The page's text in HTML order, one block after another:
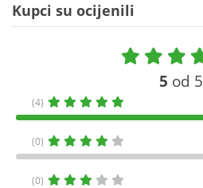
Kupci su ocijenili
5 od 5
(4)
(0)
(0)